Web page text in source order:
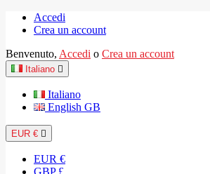
Accedi
Crea un account
Benvenuto, Accedi o Crea un account
Italiano 
Italiano
English GB
EUR € 
EUR €
GBP £